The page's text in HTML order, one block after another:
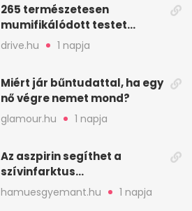
265 természetesen
mumifikálódott testet
találtak egy váci templom
drive.hu 1 napja
Miért jár bűntudattal, ha egy
nő végre nemet mond?
glamour.hu 1 napja
Az aszpirin segíthet a
szívinfarktus
megelőzésében, de nem
mindenkinek
hamuesgyemant.hu 1 napja